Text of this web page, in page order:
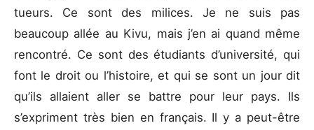
tueurs. Ce sont des milices. Je ne suis pas
beaucoup allée au Kivu, mais j’en ai quand même
rencontré. Ce sont des étudiants d’université, qui
font le droit ou l’histoire, et qui se sont un jour dit
qu’ils allaient aller se battre pour leur pays. Ils
s’expriment très bien en français. Il y a peut-être